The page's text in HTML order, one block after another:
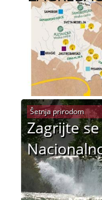
Zagrijte
Šetnja prirodom